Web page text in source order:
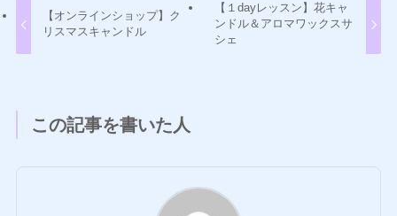
【オンラインショップ】ク
リスマスキャンドル
【１dayレッスン】花キャ
ンドル＆アロマワックスサ
シェ
この記事を書いた人